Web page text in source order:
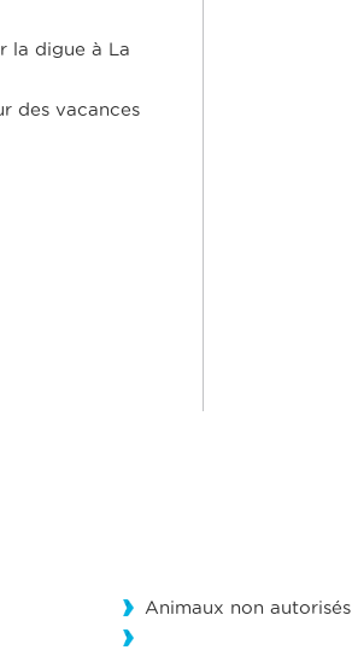
la digue à La
des vacances
Animaux non autorisés